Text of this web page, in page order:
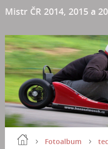
Mistr ČR 2014, 2015 a
Fotoalbum